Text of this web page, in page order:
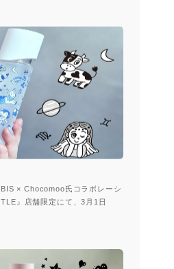
× Chocomoo氏コラボレーシ
』店舗限定にて、3月1日